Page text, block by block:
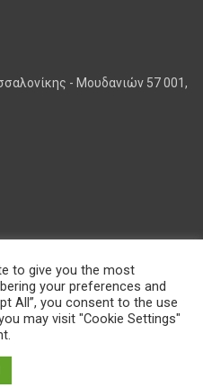
- Μουδανιών 57 001,
to give you the most
your preferences and
All”, you consent to the use
may visit "Cookie Settings"